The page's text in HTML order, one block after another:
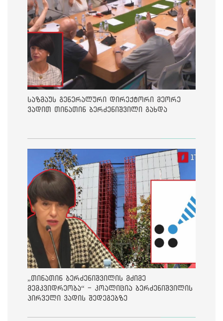
საზმაუს გენერალური დირექტორი მეორე
ვადით თინათინ ბერძენიშვილი გახდა
„თინათინ ბერძენიშვილის მძიმე
მემკვიდრეობა“ - კოალიცია ბერძენიშვილის
პირველი ვადის შედეგებზე